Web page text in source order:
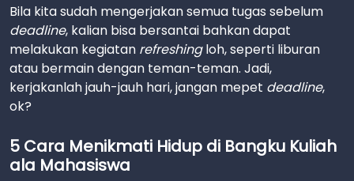
Bila kita sudah mengerjakan semua tugas sebelum
deadline, kalian bisa bersantai bahkan dapat
melakukan kegiatan refreshingloh, seperti liburan
atau bermain dengan teman-teman. Jadi,
kerjakanlah jauh-jauh hari, jangan mepet deadline,
ok?
5 Cara Menikmati Hidup di Bangku Kuliah
ala Mahasiswa